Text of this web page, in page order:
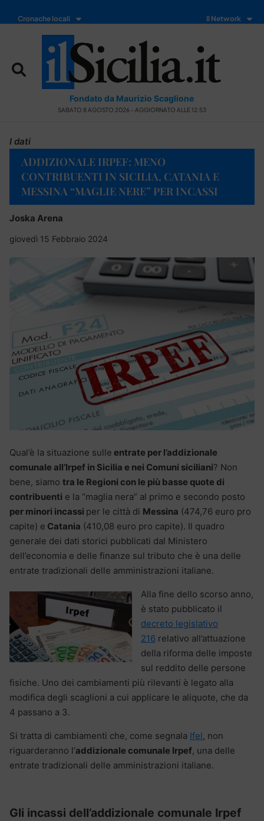
Cronache locali Il Network
Fondato da Maurizio Scaglione
SABATO 8 AGOSTO 2026 - AGGIORNATO ALLE 12:53
I dati
ADDIZIONALE IRPEF: MENO
CONTRIBUENTI IN SICILIA, CATANIA E
MESSINA “MAGLIE NERE” PER INCASSI
Joska Arena
giovedì 15 Febbraio 2024
Qual’è la situazione sulle entrate per l’addizionale
comunale all’Irpef in Sicilia e nei Comuni siciliani? Non
bene, siamo tra le Regioni con le più basse quote di
contribuenti e la “maglia nera” al primo e secondo posto
per minori incassi per le città di Messina (474,76 euro pro
capite) e Catania (410,08 euro pro capite). Il quadro
generale dei dati storici pubblicati dal Ministero
dell’economia e delle finanze sul tributo che è una delle
entrate tradizionali delle amministrazioni italiane.
Alla fine dello scorso anno,
è stato pubblicato il
decreto legislativo
216 relativo all’attuazione
della riforma delle imposte
sul reddito delle persone
fisiche. Uno dei cambiamenti più rilevanti è legato alla
modifica degli scaglioni a cui applicare le aliquote, che da
4 passano a 3.
Si tratta di cambiamenti che, come segnala Ifel, non
riguarderanno l’addizionale comunale Irpef, una delle
entrate tradizionali delle amministrazioni italiane.
Gli incassi dell’addizionale comunale Irpef